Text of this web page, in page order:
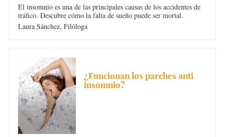
El insomnio es una de las principales causas de los accidentes de
tráfico. Descubre cómo la falta de sueño puede ser mortal.
Laura Sánchez,Filóloga
¿Funcionan los parches anti
insomnio?